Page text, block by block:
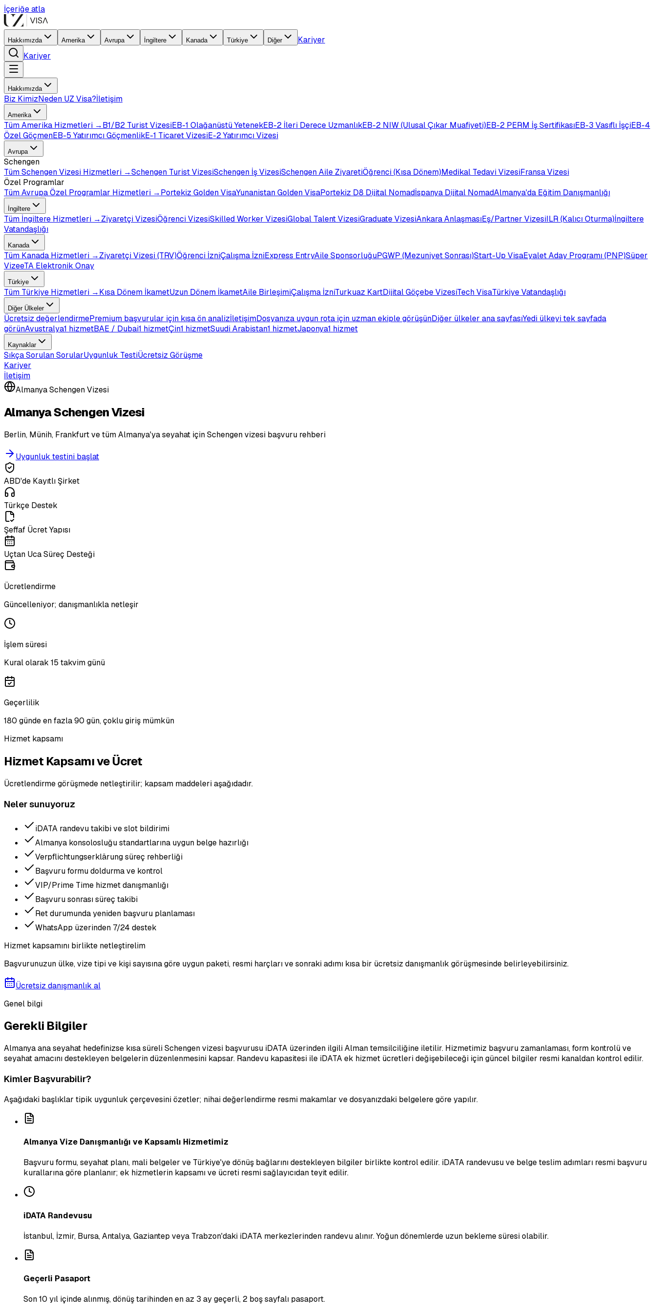
İçeriğe atla
Hakkımızda Amerika Avrupa İngiltere Kanada Türkiye Diğer
Kariyer
Kariyer
Hakkımızda
Biz KimizNeden UZ Visa?İletişim
Amerika
TümAmerika Hizmetleri →B1/B2 Turist VizesiEB-1 Olağanüstü YetenekEB-2 İleri Derece UzmanlıkEB-2 NIW (Ulusal Çıkar Muafiyeti)EB-2 PERM İş SertifikasıEB-3 Vasıflı İşçiEB-4
Özel GöçmenEB-5 Yatırımcı GöçmenlikE-1 Ticaret VizesiE-2 Yatırımcı Vizesi
Avrupa
Schengen
TümSchengen Vizesi Hizmetleri →Schengen Turist VizesiSchengen İş VizesiSchengen Aile ZiyaretiÖğrenci (Kısa Dönem)Medikal Tedavi VizesiFransa Vizesi
Özel Programlar
TümAvrupa Özel Programlar Hizmetleri →Portekiz Golden VisaYunanistan Golden VisaPortekiz D8 Dijital Nomadİspanya Dijital NomadAlmanya'da Eğitim Danışmanlığı
İngiltere
Tüm İngiltere Hizmetleri →Ziyaretçi VizesiÖğrenci VizesiSkilled Worker VizesiGlobal Talent VizesiGraduate VizesiAnkara AnlaşmasıEş/Partner VizesiILR (Kalıcı Oturma)İngiltere
Vatandaşlığı
Kanada
Tüm Kanada Hizmetleri →Ziyaretçi Vizesi (TRV)Öğrenci İzniÇalışma İzniExpress EntryAile SponsorluğuPGWP (Mezuniyet Sonrası)Start-Up VisaEyalet Aday Programı (PNP)Süper
VizeeTA Elektronik Onay
Türkiye
Tüm Türkiye Hizmetleri →Kısa Dönem İkametUzun Dönem İkametAile BirleşimiÇalışma İzniTurkuaz KartDijital Göçebe VizesiTech VisaTürkiye Vatandaşlığı
Diğer Ülkeler
Ücretsiz değerlendirmePremium başvurular için kısa ön analizİletişimDosyanıza uygun rota için uzman ekiple görüşünDiğer ülkeler ana sayfasıYedi ülkeyi tek sayfada
görünAvustralya1 hizmetBAE / Dubai1 hizmetÇin1 hizmetSuudi Arabistan1 hizmetJaponya1 hizmet
Kaynaklar
Sıkça Sorulan SorularUygunluk TestiÜcretsiz Görüşme
Kariyer
İletişim
Almanya Schengen Vizesi
Almanya Schengen Vizesi
Berlin, Münih, Frankfurt ve tüm Almanya'ya seyahat için Schengen vizesi başvuru rehberi
Uygunluk testini başlat
ABD'de Kayıtlı Şirket
Türkçe Destek
Şeffaf Ücret Yapısı
Uçtan Uca Süreç Desteği
Ücretlendirme
Güncelleniyor; danışmanlıkla netleşir
İşlem süresi
Kural olarak 15 takvim günü
Geçerlilik
180 günde en fazla 90 gün, çoklu giriş mümkün
Hizmet kapsamı
Hizmet Kapsamı ve Ücret
Ücretlendirme görüşmede netleştirilir; kapsam maddeleri aşağıdadır.
Neler sunuyoruz
iDATA randevu takibi ve slot bildirimi
Almanya konsolosluğu standartlarına uygun belge hazırlığı
Verpflichtungserklärung süreç rehberliği
Başvuru formu doldurma ve kontrol
VIP/Prime Time hizmet danışmanlığı
Başvuru sonrası süreç takibi
Ret durumunda yeniden başvuru planlaması
WhatsApp üzerinden 7/24 destek
Hizmet kapsamını birlikte netleştirelim
Başvurunuzun ülke, vize tipi ve kişi sayısına göre uygun paketi, resmi harçları ve sonraki adımı kısa bir ücretsiz danışmanlık görüşmesinde belirleyebilirsiniz.
Ücretsiz danışmanlık al
Genel bilgi
Gerekli Bilgiler
Almanya ana seyahat hedefinizse kısa süreli Schengen vizesi başvurusu iDATA üzerinden ilgili Alman temsilciliğine iletilir. Hizmetimiz başvuru zamanlaması, form kontrolü ve
seyahat amacını destekleyen belgelerin düzenlenmesini kapsar. Randevu kapasitesi ile iDATA ek hizmet ücretleri değişebileceği için güncel bilgiler resmi kanaldan kontrol edilir.
Kimler Başvurabilir?
Aşağıdaki başlıklar tipik uygunluk çerçevesini özetler; nihai değerlendirme resmi makamlar ve dosyanızdaki belgelere göre yapılır.
Almanya Vize Danışmanlığı ve Kapsamlı Hizmetimiz
Başvuru formu, seyahat planı, mali belgeler ve Türkiye'ye dönüş bağlarını destekleyen bilgiler birlikte kontrol edilir. iDATA randevusu ve belge teslim adımları resmi başvuru
kurallarına göre planlanır; ek hizmetlerin kapsamı ve ücreti resmi sağlayıcıdan teyit edilir.
iDATA Randevusu
İstanbul, İzmir, Bursa, Antalya, Gaziantep veya Trabzon'daki iDATA merkezlerinden randevu alınır. Yoğun dönemlerde uzun bekleme süresi olabilir.
Geçerli Pasaport
Son 10 yıl içinde alınmış, dönüş tarihinden en az 3 ay geçerli, 2 boş sayfalı pasaport.